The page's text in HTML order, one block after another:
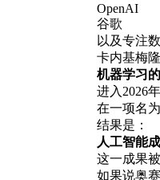
OpenAI
谷歌
以及专注
卡内基梅
机器学习
进入2026
在一项名
结果是：
人工智能
这一成果
如果说奥